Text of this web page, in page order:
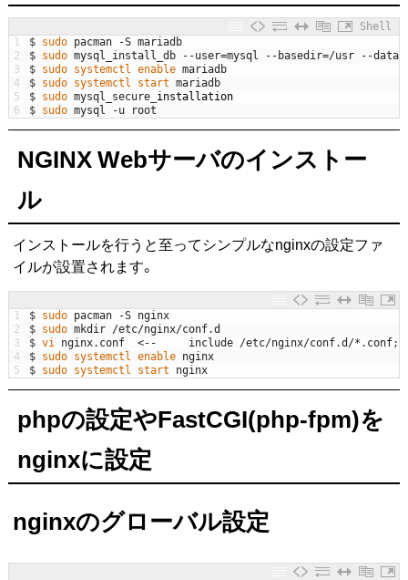
Shell
1
2
3
4
5
6
$ sudo pacman -S mariadb
$ sudo mysql_install_db --user=mysql -- basedir=/usr --
$ sudo systemctl enable mariadb
$ sudo systemctl start mariadb
$ sudo mysql_secure_ installation
$ sudo mysql -u root
NGINX Webサーバのインストー
ル
インストールを行うと至ってシンプルなnginxの設定ファ
イルが設置されます。
1
2
3
4
5
$ sudo pacman -S nginx
$ sudo mkdir /etc/nginx/conf.d
$ vi nginx. conf <-- include /etc/nginx/conf.d /* . conf;
$ sudo systemctl enable nginx
$ sudo systemctl start nginx
phpの設定やFastCGI(php-fpm)を
nginxに設定
nginxのグローバル設定